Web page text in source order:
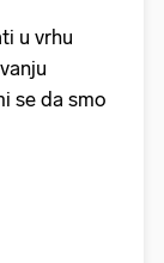
u vrhu
se da smo